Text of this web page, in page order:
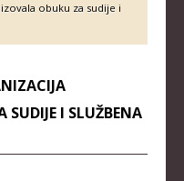
obuku za sudije i
I SLUŽBENA